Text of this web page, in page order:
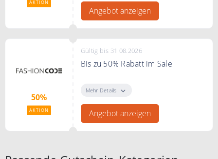
AKTION
Angebot anzeigen
50%
AKTION
Gültig bis 31.08.2026
Bis zu 50% Rabatt im Sale
FASHIONCODE
Mehr Details
Angebot anzeigen